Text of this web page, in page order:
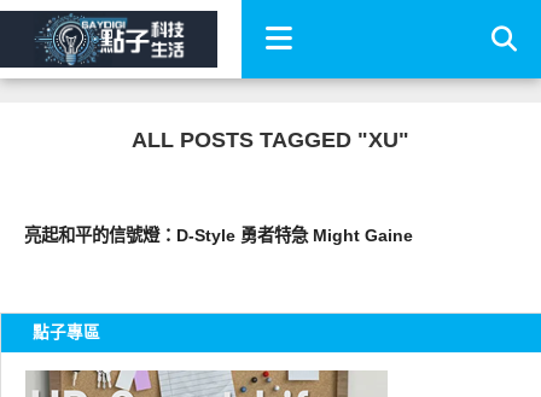
ALL POSTS TAGGED "XU"
亮起和平的信號燈：D-Style 勇者特急 Might Gaine
點子專區